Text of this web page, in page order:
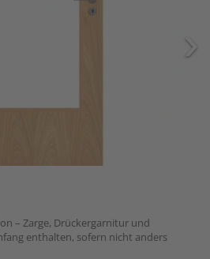
– Zarge, Drückergarnitur und
enthalten, sofern nicht anders